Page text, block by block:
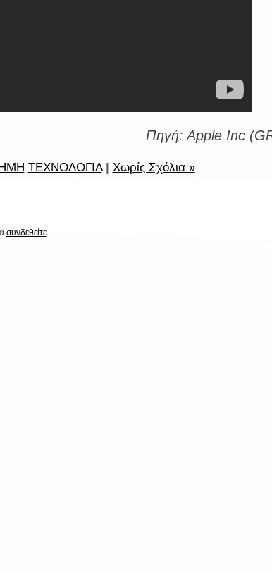
Πηγή:Αpple Inc
ΤΕΧΝΟΛΟΓΙΑ Χωρίς Σχόλια »
συνδεθείτε.